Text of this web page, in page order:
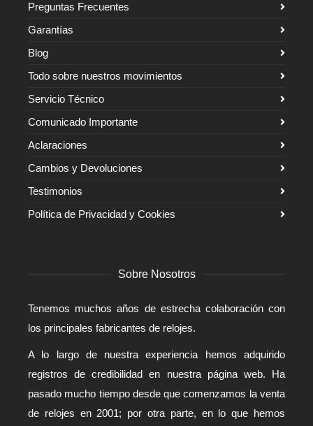
Preguntas Frecuentes
Garantías
Blog
Todo sobre nuestros movimientos
Servicio Técnico
Comunicado Importante
Aclaraciones
Cambios y Devoluciones
Testimonios
Política de Privacidad y Cookies
Sobre Nosotros
Tenemos muchos años de estrecha colaboración con
los principales fabricantes de relojes.
A lo largo de nuestra experiencia hemos adquirido
registros de credibilidad en nuestra página web. Ha
pasado mucho tiempo desde que comenzamos la venta
de relojes en 2001; por otra parte, en lo que hemos